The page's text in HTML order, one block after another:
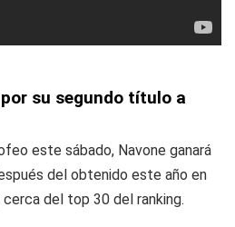
su segundo título a
este sábado, Navone ganará
del obtenido este año en
cerca del top 30 del ranking.